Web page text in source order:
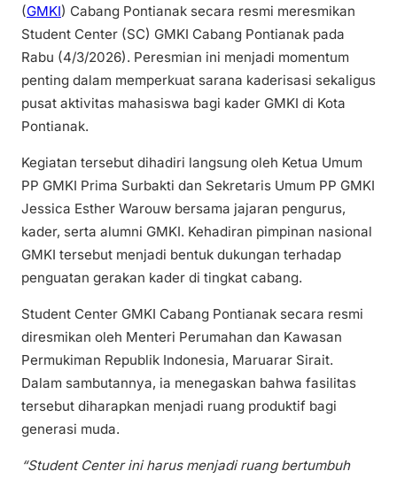
(GMKI) Cabang Pontianak secara resmi meresmikan
Student Center (SC) GMKI Cabang Pontianak pada
Rabu (4/3/2026). Peresmian ini menjadi momentum
penting dalam memperkuat sarana kaderisasi sekaligus
pusat aktivitas mahasiswa bagi kader GMKI di Kota
Pontianak.
Kegiatan tersebut dihadiri langsung oleh Ketua Umum
PP GMKI Prima Surbakti dan Sekretaris Umum PP GMKI
Jessica Esther Warouw bersama jajaran pengurus,
kader, serta alumni GMKI. Kehadiran pimpinan nasional
GMKI tersebut menjadi bentuk dukungan terhadap
penguatan gerakan kader di tingkat cabang.
Student Center GMKI Cabang Pontianak secara resmi
diresmikan oleh Menteri Perumahan dan Kawasan
Permukiman Republik Indonesia, Maruarar Sirait.
Dalam sambutannya, ia menegaskan bahwa fasilitas
tersebut diharapkan menjadi ruang produktif bagi
generasi muda.
“Student Center ini harus menjadi ruang bertumbuh